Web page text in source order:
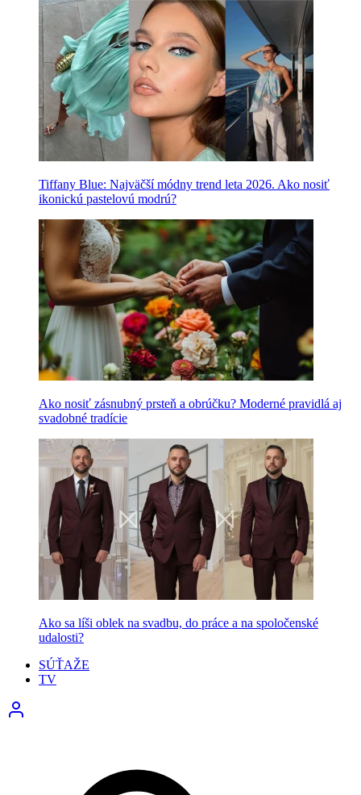
Tiffany Blue: Najväčší módny trend leta 2026. Ako nosiť
ikonickú pastelovú modrú?
Ako nosiť zásnubný prsteň a obrúčku? Moderné pravidlá aj
svadobné tradície
Ako sa líši oblek na svadbu, do práce a na spoločenské
udalosti?
SÚŤAŽE
TV